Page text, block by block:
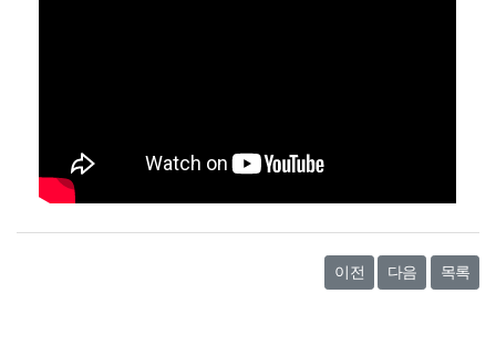
이전 다음 목록